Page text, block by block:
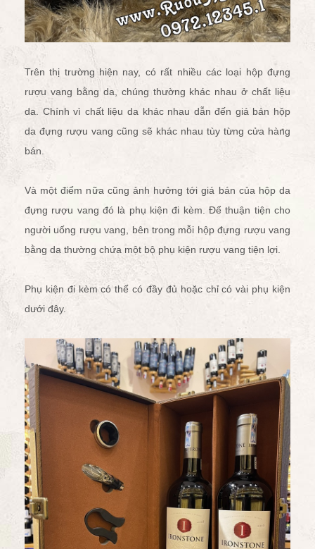
Trên thị trường hiện nay, có rất nhiều các loại hộp đựng
rượu vang bằng da, chúng thường khác nhau ở chất liệu
da. Chính vì chất liệu da khác nhau dẫn đến giá bán hộp
da đựng rượu vang cũng sẽ khác nhau tùy từng cửa hàng
bán.
Và một điểm nữa cũng ảnh hưởng tới giá bán của hộp da
đựng rượu vang đó là phụ kiện đi kèm. Để thuận tiện cho
người uống rượu vang, bên trong mỗi hộp đựng rượu vang
bằng da thường chứa một bộ phụ kiện rượu vang tiện lợi.
Phụ kiện đi kèm có thể có đầy đủ hoặc chỉ có vài phụ kiện
dưới đây.